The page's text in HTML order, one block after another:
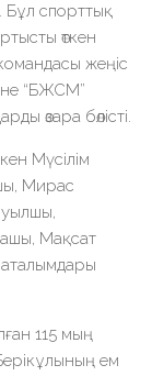
спорттық
өткен
жеңіс
“БЖСМ”
өзара бөлісті.
Мүсілім
Мирас
Мақсат
115 мың
ем